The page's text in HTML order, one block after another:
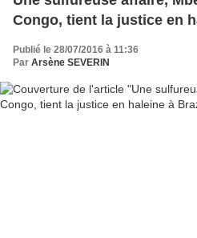
Congo, tient la justice en
Publié le 28/07/2016 à 11:36
Par Arsène SEVERIN